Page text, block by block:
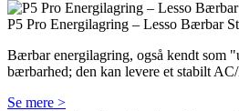
P5 Pro Energilagring – Lesso Bærbar
Bærbar energilagring, også kendt som
bærbarhed; den kan levere et stabilt
Se mere >